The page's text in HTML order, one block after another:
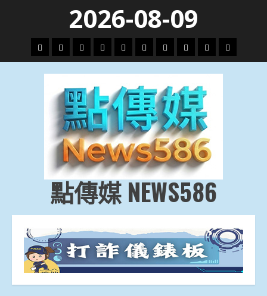
content
2026-08-09
頭
條
財
經
地
方.
會
文
教.
技
專
題
娛
樂
劇
政
治
國
際
運
動
生
活
點傳媒 NEWS586